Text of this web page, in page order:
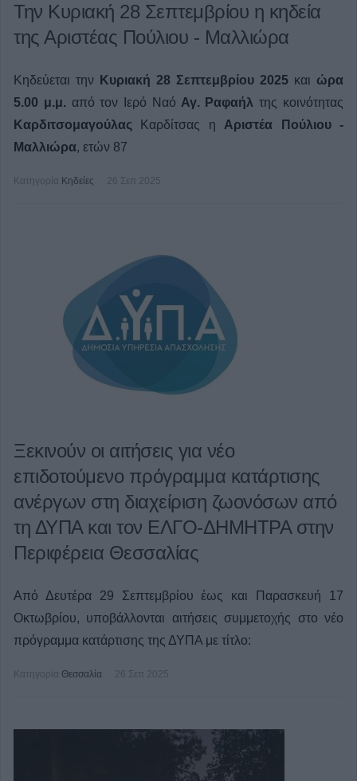
Την Κυριακή 28 Σεπτεμβρίου η κηδεία
της Αριστέας Πούλιου - Μαλλιώρα
Κηδεύεται την Κυριακή 28 Σεπτεμβρίου 2025 και ώρα
5.00 μ.μ. από τον Ιερό Ναό Αγ. Ραφαήλ της κοινότητας
Καρδιτσομαγούλας Καρδίτσας η Αριστέα Πούλιου -
Μαλλιώρα, ετών 87
Κατηγορία Κηδείες 26 Σεπ 2025
Ξεκινούν οι αιτήσεις για νέο
επιδοτούμενο πρόγραμμα κατάρτισης
ανέργων στη διαχείριση ζωονόσων από
τη ΔΥΠΑ και τον ΕΛΓΟ-ΔΗΜΗΤΡΑ στην
Περιφέρεια Θεσσαλίας
Από Δευτέρα 29 Σεπτεμβρίου έως και Παρασκευή 17
Οκτωβρίου, υποβάλλονται αιτήσεις συμμετοχής στο νέο
πρόγραμμα κατάρτισης της ΔΥΠΑ με τίτλο:
Κατηγορία Θεσσαλία 26 Σεπ 2025